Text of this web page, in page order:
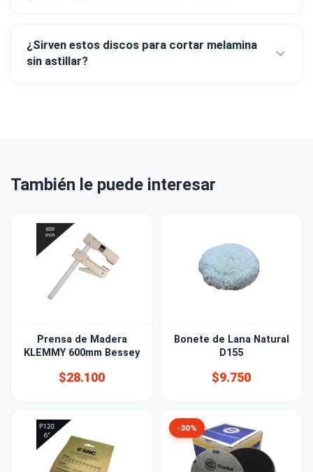
¿Sirven estos discos para cortar melamina
sin astillar?
También le puede interesar
Prensa de Madera
KLEMMY 600mm Bessey
$28.100
Bonete de Lana Natural
D155
$9.750
-30%